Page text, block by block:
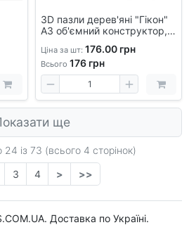
3D пазли дерев'яні "Гікон"
А3 об'ємний конструктор,
дорослих, лазерне різання
Ціна за шт: 176.00 грн
Всього 176 грн
ще
24 із 73 (всього 4 сторінок)
3 4 > >>
Доставка по Україні.